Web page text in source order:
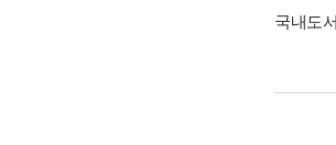
국내도